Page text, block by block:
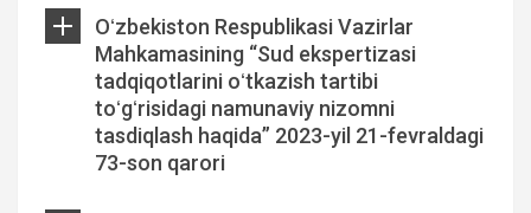
Oʻzbekiston Respublikasi Vazirlar
Mahkamasining “Sud ekspertizasi
tadqiqotlarini oʻtkazish tartibi
toʻgʻrisidagi namunaviy nizomni
tasdiqlash haqida” 2023-yil 21-fevraldagi
73-son qarori